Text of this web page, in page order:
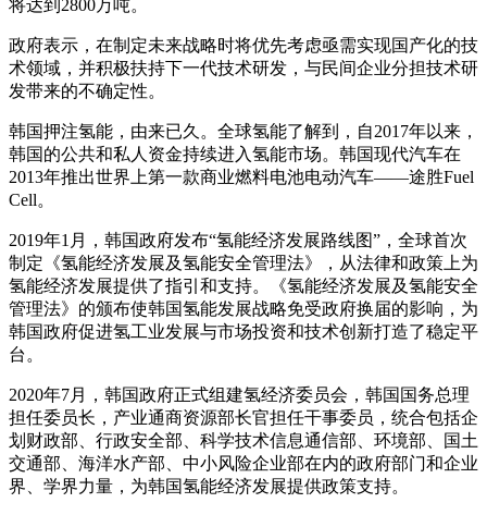
将达到2800万吨。
政府表示，在制定未来战略时将优先考虑亟需实现国产化的技
术领域，并积极扶持下一代技术研发，与民间企业分担技术研
发带来的不确定性。
韩国押注氢能，由来已久。全球氢能了解到，自2017年以来，
韩国的公共和私人资金持续进入氢能市场。韩国现代汽车在
2013年推出世界上第一款商业燃料电池电动汽车——途胜Fuel
Cell。
2019年1月，韩国政府发布“氢能经济发展路线图”，全球首次
制定《氢能经济发展及氢能安全管理法》，从法律和政策上为
氢能经济发展提供了指引和支持。《氢能经济发展及氢能安全
管理法》的颁布使韩国氢能发展战略免受政府换届的影响，为
韩国政府促进氢工业发展与市场投资和技术创新打造了稳定平
台。
2020年7月，韩国政府正式组建氢经济委员会，韩国国务总理
担任委员长，产业通商资源部长官担任干事委员，统合包括企
划财政部、行政安全部、科学技术信息通信部、环境部、国土
交通部、海洋水产部、中小风险企业部在内的政府部门和企业
界、学界力量，为韩国氢能经济发展提供政策支持。